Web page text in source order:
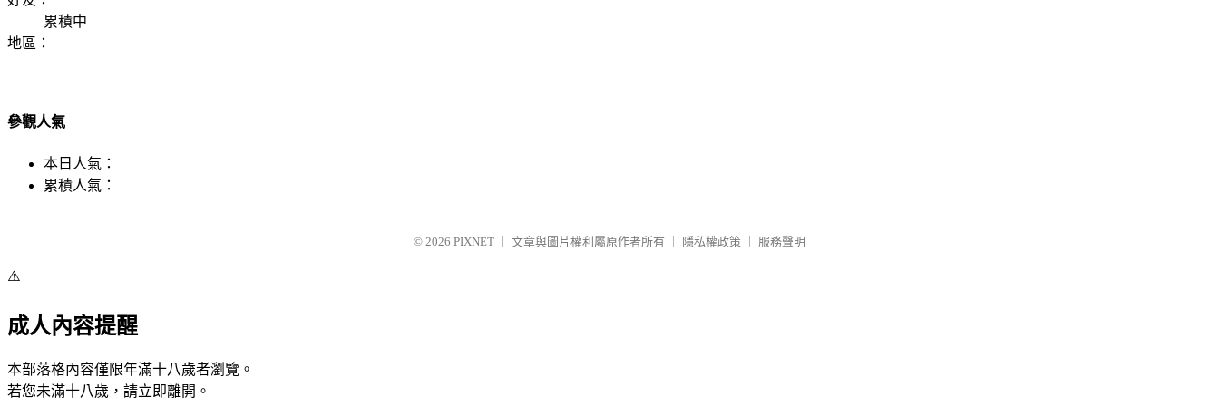
累積中
地區：
參觀人氣
本日人氣：
累積人氣：
© 2026 PIXNET 文章與圖片權利屬原作者所有 隱私權政策 服務聲明
⚠️
成人內容提醒
本部落格內容僅限年滿十八歲者瀏覽。
若您未滿十八歲，請立即離開。